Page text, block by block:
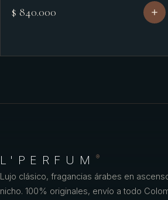
$ 840.000
L'PERFUM ®
Lujo clásico, fragancias árabes en
nicho. 100% originales, envío a todo